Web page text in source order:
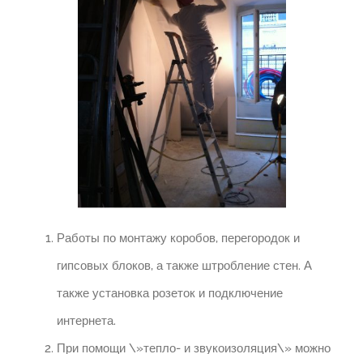
Работы по монтажу коробов, перегородок и
гипсовых блоков, а также штробление стен. А
также установка розеток и подключение
интернета.
При помощи \»тепло- и звукоизоляция\» можно